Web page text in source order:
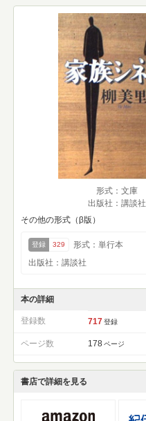
形式：文庫
出版社：講談社
その他の形式（β版）
登録 329
形式：単行本
出版社：講談社
本の詳細
登録数 717 登録
ページ数 178 ページ
書店で詳細を見る